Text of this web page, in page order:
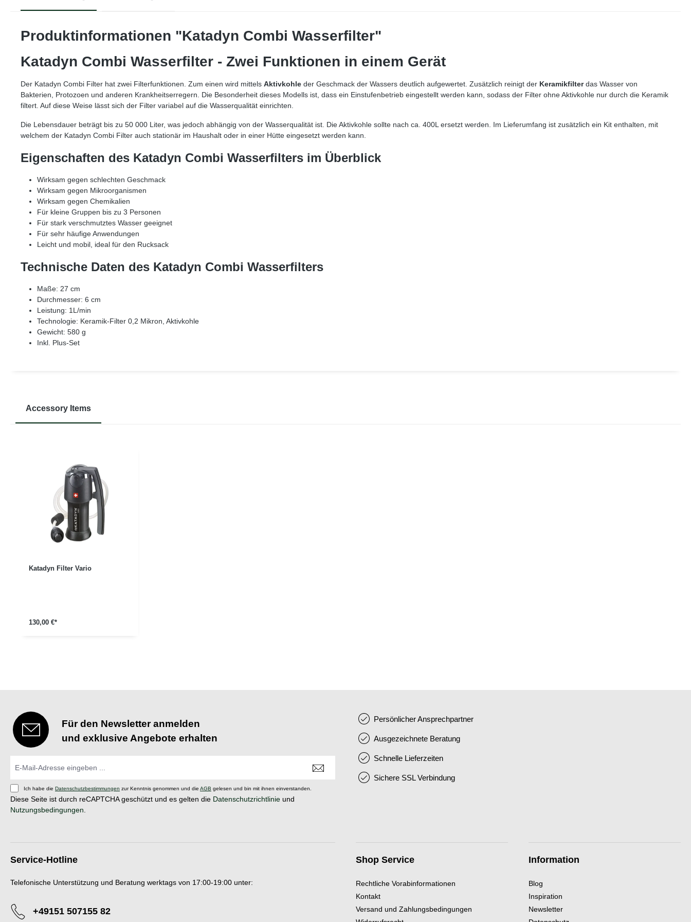
Produktinformationen "Katadyn Combi Wasserfilter"
Katadyn Combi Wasserfilter - Zwei Funktionen in einem Gerät
Der Katadyn Combi Filter hat zwei Filterfunktionen. Zum einen wird mittels Aktivkohle der Geschmack der Wassers deutlich aufgewertet. Zusätzlich reinigt der Keramikfilterdas Wasser von
Bakterien, Protozoen und anderen Krankheitserregern. Die Besonderheit dieses Modells ist, dass ein Einstufenbetrieb eingestellt werden kann, sodass der Filter ohne Aktivkohle nur durch die Keramik
filtert. Auf diese Weise lässt sich der Filter variabel auf die Wasserqualität einrichten.
Die Lebensdauer beträgt bis zu 50 000 Liter, was jedoch abhängig von der Wasserqualität ist. Die Aktivkohle sollte nach ca. 400L ersetzt werden. Im Lieferumfang ist zusätzlich ein Kit enthalten, mit
welchem der Katadyn Combi Filter auch stationär im Haushalt oder in einer Hütte eingesetzt werden kann.
Eigenschaften des Katadyn Combi Wasserfilters im Überblick
Wirksam gegen schlechten Geschmack
Wirksam gegen Mikroorganismen
Wirksam gegen Chemikalien
Für kleine Gruppen bis zu 3 Personen
Für stark verschmutztes Wasser geeignet
Für sehr häufige Anwendungen
Leicht und mobil, ideal für den Rucksack
Technische Daten des Katadyn Combi Wasserfilters
Maße: 27 cm
Durchmesser: 6 cm
Leistung: 1L/min
Technologie: Keramik-Filter 0,2 Mikron, Aktivkohle
Gewicht: 580 g
Inkl. Plus-Set
Accessory Items
Katadyn Filter Vario
130,00 €*
Für den Newsletter anmelden
und exklusive Angebote erhalten
Ich habe die Datenschutzbestimmungen zur Kenntnis genommen und die AGB gelesen und bin mit ihnen einverstanden.
Diese Seite ist durch reCAPTCHA geschützt und es gelten die Datenschutzrichtlinie und
Nutzungsbedingungen
Persönlicher Ansprechpartner
Ausgezeichnete Beratung
Schnelle Lieferzeiten
Sichere SSL Verbindung
Service-Hotline
Telefonische Unterstützung und Beratung werktags von 17:00-19:00 unter:
+49151 507155 82
Shop Service
Rechtliche Vorabinformationen
Kontakt
Versand und Zahlungsbedingungen
Information
Blog
Inspiration
Newsletter